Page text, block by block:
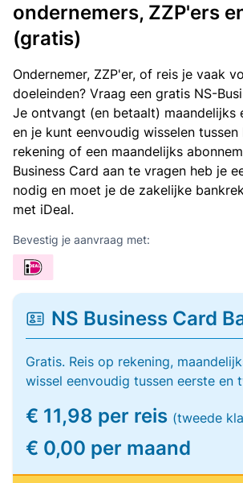
ondernemers, ZZP'ers
(gratis)
Ondernemer, ZZP'er, of reis je vaak
doeleinden? Vraag een gratis NS-
Je ontvangt (en betaalt) maandelijks
en je kunt eenvoudig wisselen
rekening of een maandelijks
Business Card aan te vragen heb je
nodig en moet je de zakelijke
met iDeal.
Bevestig je aanvraag met:
NS Business Card
Gratis. Reis op rekening,
wissel eenvoudig tussen eerste en
€ 11,98 per reis (tweede
€ 0,00 per maand